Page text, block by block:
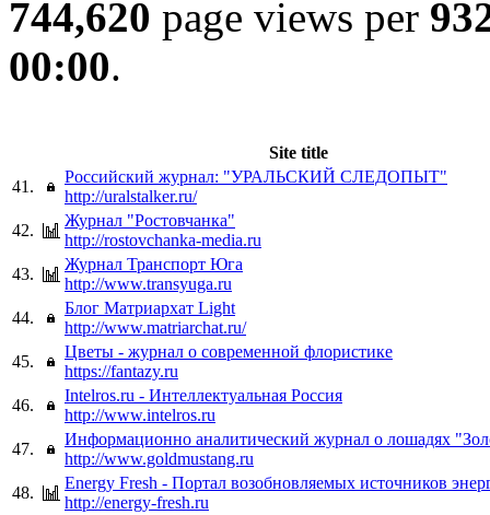
744,620 page views per
00:00.
Site title
41.
Российский журнал: "УРАЛЬСКИЙ СЛЕДОПЫТ"
http://uralstalker.ru/
42.
Журнал "Ростовчанка"
http://rostovchanka-media.ru
43.
Журнал Транспорт Юга
http://www.transyuga.ru
44.
Блог Матриархат Light
http://www.matriarchat.ru/
45.
Цветы - журнал о современной флористике
https://fantazy.ru
46.
Intelros.ru - Интеллектуальная Россия
http://www.intelros.ru
47.
Информационно аналитический журнал о лошадях
http://www.goldmustang.ru
48.
Energy Fresh - Портал возобновляемых источников
http://energy-fresh.ru